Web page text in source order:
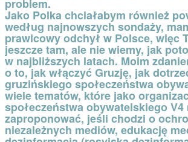
problem.
Jako Polka chciałabym również
według najnowszych sondaży,
prawicowy odchył w Polsce, więc
jeszcze tam, ale nie wiemy, jak
w najbliższych latach. Moim
o to, jak włączyć Gruzję, jak
gruzińskiego społeczeństwa
wiele tematów, które jako
społeczeństwa obywatelskiego
zaproponować, jeśli chodzi o
niezależnych mediów, edukację